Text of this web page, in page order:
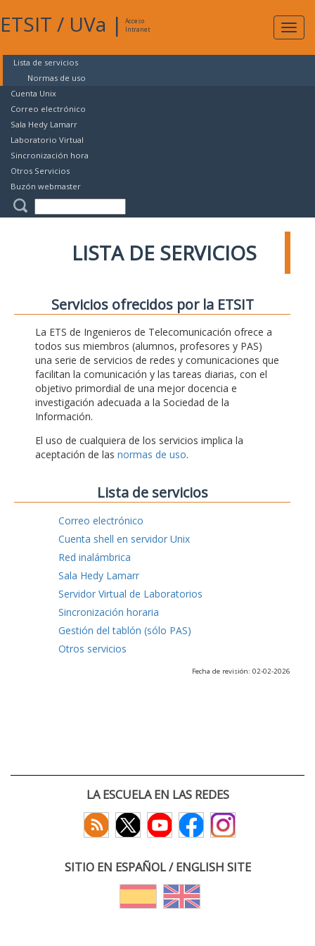
ETSIT / UVa |
Acceso
Intranet
Lista de servicios
Normas de uso
Cuenta Unix
Correo electrónico
Sala Hedy Lamarr
Laboratorio Virtual
Sincronización hora
Otros Servicios
Buzón webmaster
LISTA DE SERVICIOS
Servicios ofrecidos por la ETSIT
La ETS de Ingenieros de Telecomunicación ofrece a
todos sus miembros (alumnos, profesores y PAS)
una serie de servicios de redes y comunicaciones que
facilitan la comunicación y las tareas diarias, con el
objetivo primordial de una mejor docencia e
investigación adecuada a la Sociedad de la
Información.
El uso de cualquiera de los servicios implica la
aceptación de las normas de uso.
Lista de servicios
Correo electrónico
Cuenta shell en servidor Unix
Red inalámbrica
Sala Hedy Lamarr
Servidor Virtual de Laboratorios
Sincronización horaria
Gestión del tablón (sólo PAS)
Otros servicios
Fecha de revisión: 02-02-2026
LA ESCUELA EN LAS REDES
SITIO EN ESPAÑOL / ENGLISH SITE